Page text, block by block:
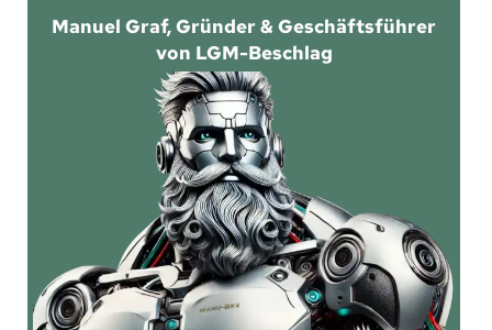
Manuel Graf, Gründer & Geschäftsführer
von LGM-Beschlag